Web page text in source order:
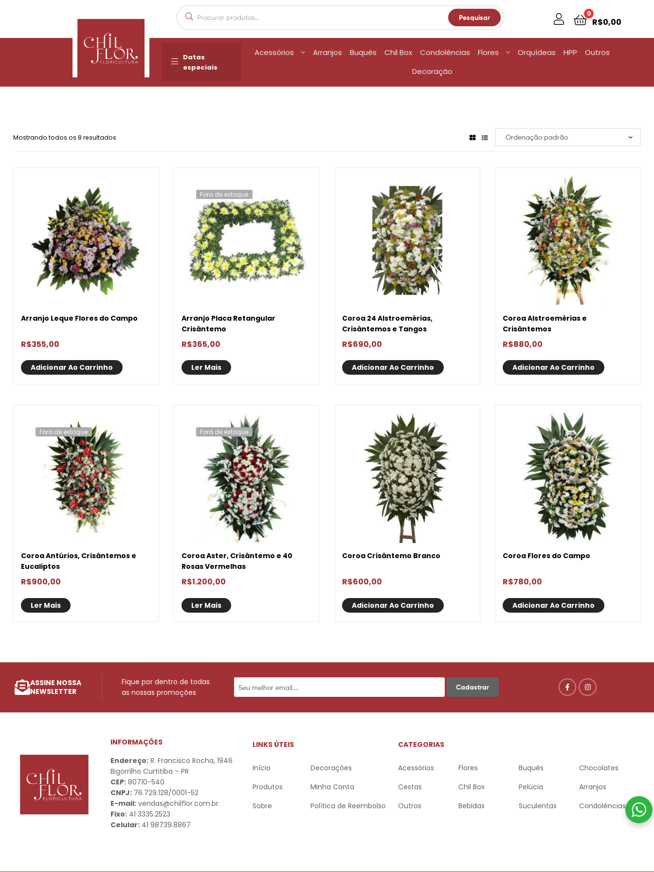
Pesquisar 0
R$0,00
Datas
especiais
Acessórios Arranjos Buquês Chil Box Condolências Flores Orquídeas HPP
Outros
Decoração
Mostrando todos os 8 resultados
Arranjo Leque Flores do Campo
R$355,00
Adicionar Ao Carrinho
Fora de estoque
Arranjo Placa Retangular
Crisântemo
R$365,00
Ler Mais
Coroa 24 Alstroemérias,
Crisântemos e Tangos
R$690,00
Adicionar Ao Carrinho
Coroa Alstroemérias e
Crisântemos
R$880,00
Adicionar Ao Carrinho
Fora de estoque
Coroa Antúrios, Crisântemos e
Eucaliptos
R$900,00
Ler Mais
Fora de estoque
Coroa Aster, Crisântemo e 40
Rosas Vermelhas
R$1.200,00
Ler Mais
Coroa Crisântemo Branco
R$600,00
Adicionar Ao Carrinho
Coroa Flores do Campo
R$780,00
Adicionar Ao Carrinho
ASSINE NOSSA
NEWSLETTER
Fique por dentro de todas
as nossas promoções
Cadastrar
INFORMAÇÕES
Endereço: R. Francisco Rocha, 1946
Bigorrilho Curtitiba – PR
CEP: 80710-540
CNPJ: 76.729.128/0001-52
E-mail: vendas@chilflor.com.br
Fixo: 41 3335.2523
Celular: 41 98739.8867
LINKS ÚTEIS
Início
Produtos
Sobre
Decorações
Minha Conta
Política de Reembolso
CATEGORIAS
Acessórios
Cestas
Outros
Flores
Chil Box
Bebidas
Buquês
Pelúcia
Suculentas
Chocolates
Arranjos
Condolências